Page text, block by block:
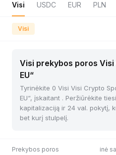
Visi USDC EUR PLN
Visi
Visi prekybos poros Visi
EU“
Tyrinėkite 0 Visi Visi Crypto
EU“, įskaitant . Peržiūrėkite
kapitalizaciją ir 24 val. pokytį,
bet kurį stulpelį.
Prekybos poros Paskutinė